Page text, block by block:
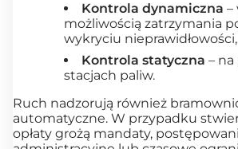
Kontrola dynamiczna –
możliwością zatrzymania
wykryciu nieprawidłowości,
Kontrola statyczna –
stacjach paliw.
Ruch nadzorują również
automatyczne. W przypadku
opłaty grożą mandaty,